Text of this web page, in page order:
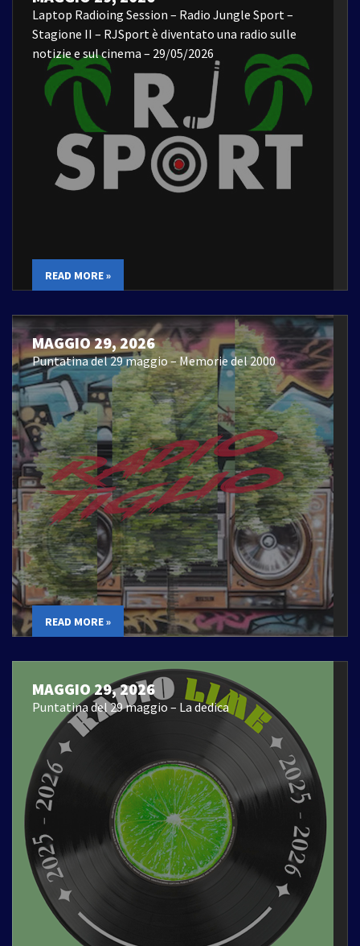
Laptop Radioing Session – Radio Jungle Sport –
Stagione II – RJSport è diventato una radio sulle
notizie e sul cinema – 29/05/2026
READ MORE »
MAGGIO 29, 2026
Puntatina del 29 maggio – Memorie del 2000
READ MORE »
MAGGIO 29, 2026
Puntatina del 29 maggio – La dedica